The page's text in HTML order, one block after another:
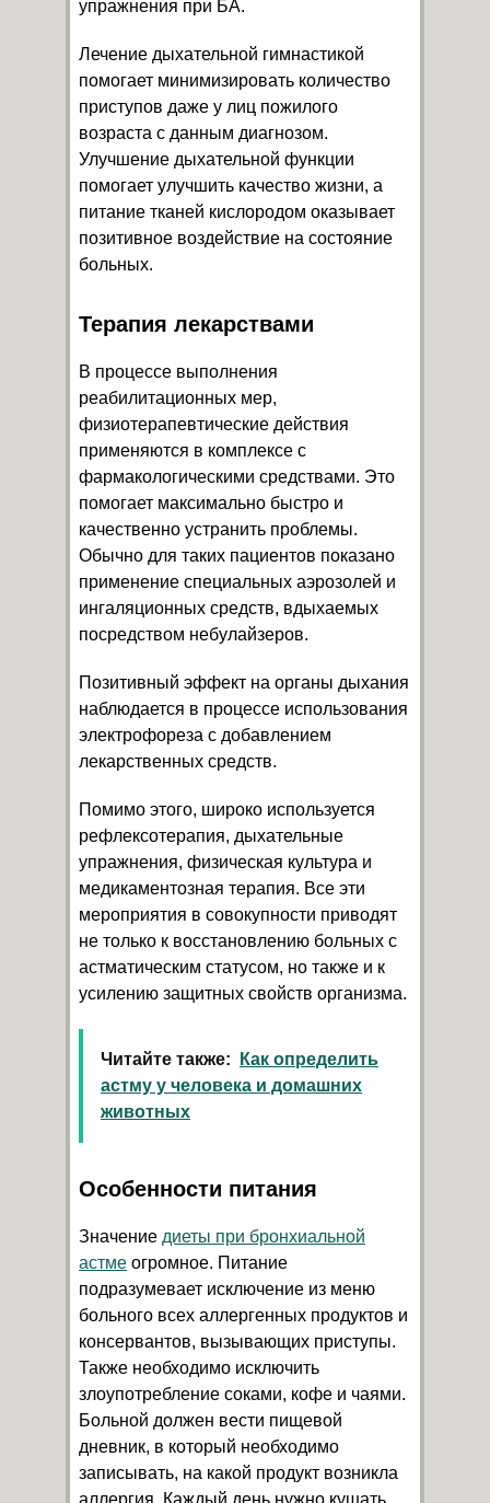
упражнения при БА.
Лечение дыхательной гимнастикой
помогает минимизировать количество
приступов даже у лиц пожилого
возраста с данным диагнозом.
Улучшение дыхательной функции
помогает улучшить качество жизни, а
питание тканей кислородом оказывает
позитивное воздействие на состояние
больных.
Терапия лекарствами
В процессе выполнения
реабилитационных мер,
физиотерапевтические действия
применяются в комплексе с
фармакологическими средствами. Это
помогает максимально быстро и
качественно устранить проблемы.
Обычно для таких пациентов показано
применение специальных аэрозолей и
ингаляционных средств, вдыхаемых
посредством небулайзеров.
Позитивный эффект на органы дыхания
наблюдается в процессе использования
электрофореза с добавлением
лекарственных средств.
Помимо этого, широко используется
рефлексотерапия, дыхательные
упражнения, физическая культура и
медикаментозная терапия. Все эти
мероприятия в совокупности приводят
не только к восстановлению больных с
астматическим статусом, но также и к
усилению защитных свойств организма.
Читайте также:
Как определить
астму у человека и домашних
животных
Особенности питания
Значение диеты при бронхиальной
астме огромное. Питание
подразумевает исключение из меню
больного всех аллергенных продуктов и
консервантов, вызывающих приступы.
Также необходимо исключить
злоупотребление соками, кофе и чаями.
Больной должен вести пищевой
дневник, в который необходимо
записывать, на какой продукт возникла
аллергия. Каждый день нужно кушать